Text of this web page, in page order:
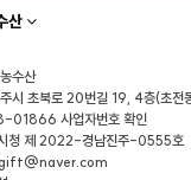
산
수산
시 초북로 20번길 19, 4층(초전
01866 사업자번호 확인
청 제 2022-경남진주-0555호